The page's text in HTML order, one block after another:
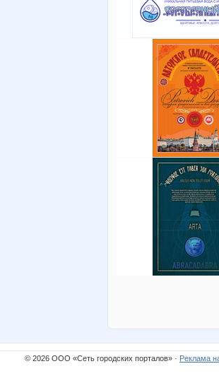
© 2026 ООО «Сеть городских порталов» · Реклама